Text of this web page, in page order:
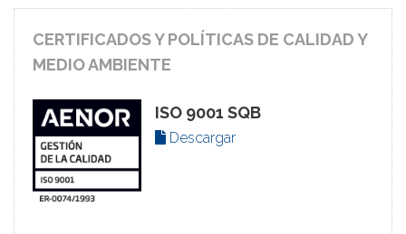
CERTIFICADOS Y POLÍTICAS DE CALIDAD Y
MEDIO AMBIENTE
ISO 9001 SQB
Descargar